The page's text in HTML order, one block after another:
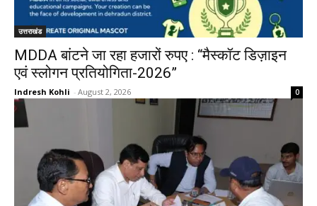
उत्तराखंड
MDDA बांटने जा रहा हजारों रुपए : “मैस्कॉट डिज़ाइन
एवं स्लोगन प्रतियोगिता-2026”
Indresh Kohli - August 2, 2026 0